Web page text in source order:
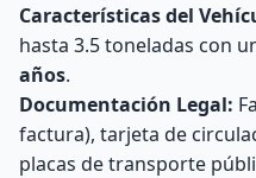
Características del
hasta 3.5 toneladas con
años.
Documentación Legal:
factura), tarjeta de
placas de transporte